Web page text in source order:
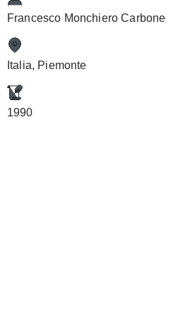
Francesco Monchiero Carbone
Italia, Piemonte
1990